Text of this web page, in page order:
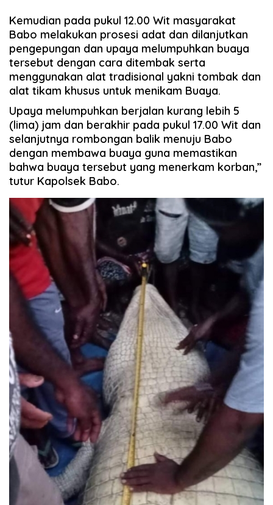
Kemudian pada pukul 12.00 Wit masyarakat
Babo melakukan prosesi adat dan dilanjutkan
pengepungan dan upaya melumpuhkan buaya
tersebut dengan cara ditembak serta
menggunakan alat tradisional yakni tombak dan
alat tikam khusus untuk menikam Buaya.
Upaya melumpuhkan berjalan kurang lebih 5
(lima) jam dan berakhir pada pukul 17.00 Wit dan
selanjutnya rombongan balik menuju Babo
dengan membawa buaya guna memastikan
bahwa buaya tersebut yang menerkam korban,”
tutur Kapolsek Babo.